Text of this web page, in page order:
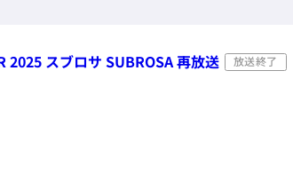
2025 スブロサ SUBROSA 再放送 放送終了